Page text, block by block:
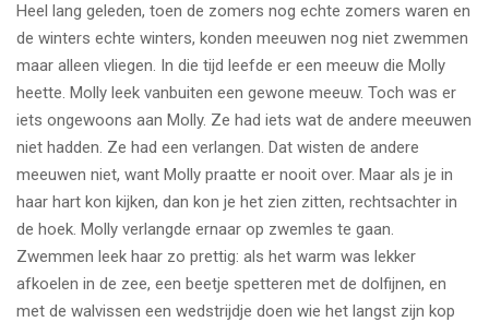
Heel lang geleden, toen de zomers nog echte zomers waren en
de winters echte winters, konden meeuwen nog niet zwemmen
maar alleen vliegen. In die tijd leefde er een meeuw die Molly
heette. Molly leek vanbuiten een gewone meeuw. Toch was er
iets ongewoons aan Molly. Ze had iets wat de andere meeuwen
niet hadden. Ze had een verlangen. Dat wisten de andere
meeuwen niet, want Molly praatte er nooit over. Maar als je in
haar hart kon kijken, dan kon je het zien zitten, rechtsachter in
de hoek. Molly verlangde ernaar op zwemles te gaan.
Zwemmen leek haar zo prettig: als het warm was lekker
afkoelen in de zee, een beetje spetteren met de dolfijnen, en
met de walvissen een wedstrijdje doen wie het langst zijn kop